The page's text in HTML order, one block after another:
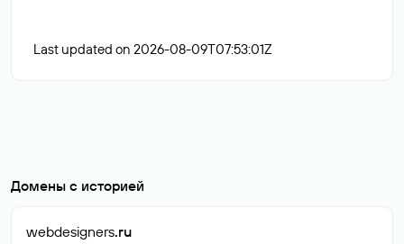
Last updated on 2026-08-09T07:53:01Z
Домены с историей
webdesigners.ru